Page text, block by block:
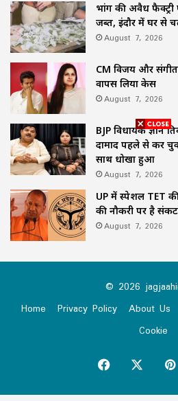
भांग की अवैध फैक्ट्री
जब्त, इंदौर में घर से
August 7, 2026
CM विजय और
वापस लिया केस
August 7, 2026
BJP विधायक ज्ञान
दामाद पहले से कर
साथ धोखा हुआ
August 7, 2026
UP में स्पेशल TET
की नौकरी पर है संकट
August 7, 2026
© 2026
Home
Privacy Policy About Us
Cookie
Facebook